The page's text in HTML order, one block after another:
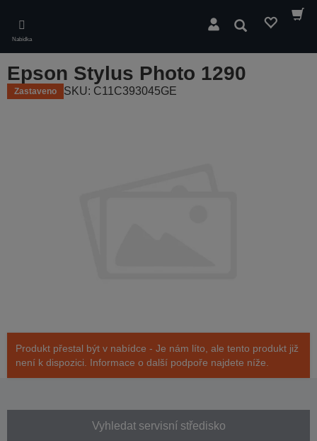
main
content
Nabídka
Hledat
Epson Stylus Photo 1290
Zastaveno SKU: C11C393045GE
Produkt přestal být v nabídce - Je nám líto, ale tento produkt již
není k dispozici. Informace o další podpoře najdete níže.
Vyhledat servisní středisko